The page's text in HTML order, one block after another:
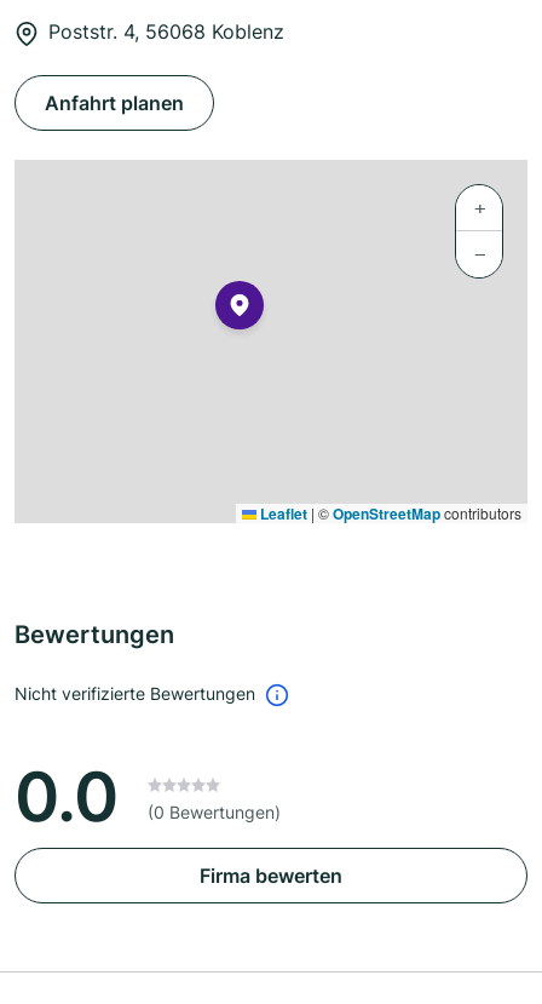
Poststr. 4, 56068 Koblenz
Anfahrt planen
+
−
Leaflet | ©OpenStreetMapcontributors
Bewertungen
Nicht verifizierte Bewertungen
0.0 (0 Bewertungen)
Firma bewerten